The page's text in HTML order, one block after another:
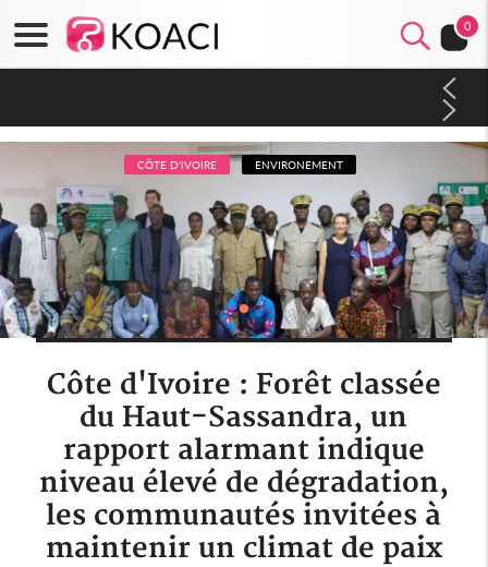
0
CÔTE D'IVOIRE ENVIRONEMENT
Côte d'Ivoire : Forêt classée
du Haut-Sassandra, un
rapport alarmant indique
niveau élevé de dégradation,
les communautés invitées à
maintenir un climat de paix